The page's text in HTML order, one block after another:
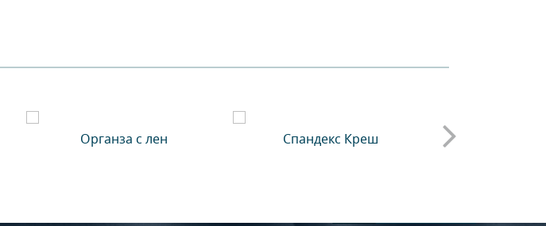
Органза с лен Спандекс Креш